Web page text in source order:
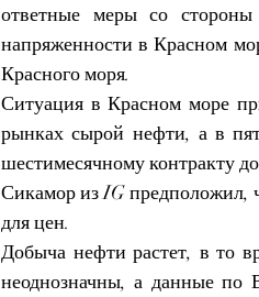
ответные меры со
напряженности в Красном
Красного моря.
Ситуация в Красном море
рынках сырой нефти, а в
шестимесячному контракту
Сикамор из IG предположил,
для цен.
Добыча нефти растет, в то
неоднозначны, а данные по